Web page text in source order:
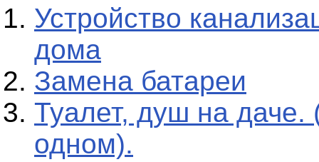
Устройство
дома
Замена батареи
Туалет, душ на даче.
одном).